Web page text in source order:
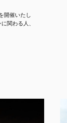
開催いたし
関わる人、